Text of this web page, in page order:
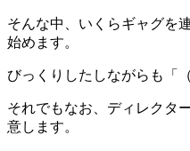
そんな中、いくらギャグを
始めます。
びっくりしたしながらも「
それでもなお、ディレクタ
意します。